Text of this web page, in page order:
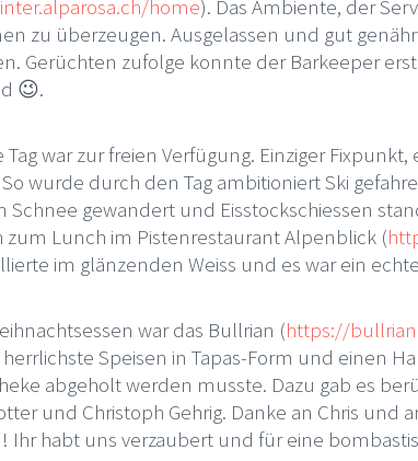
home). Das Ambiente, der
zu überzeugen. Ausgelassen und gut
Gerüchten zufolge konnte der Barkeeper
😉.
Tag war zur freien Verfügung. Einziger
So wurde durch den Tag ambitioniert Ski
Schnee gewandert und Eisstockschiessen
zum Lunch im Pistenrestaurant Alpenblick (
im glänzenden Weiss und es war ein
war das Bullrian (https://
Speisen in Tapas-Form und einen
abgeholt werden musste. Dazu gab es
und Christoph Gehrig. Danke an Chris und
Ihr habt uns verzaubert und für eine